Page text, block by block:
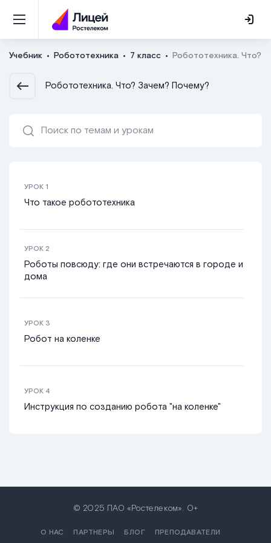
Учебник Робототехника 7 класс Робототехника. Что?
Робототехника. Что? Зачем? Почему?
УРОК 1
Что такое робототехника
УРОК 2
Роботы повсюду: где они встречаются в городе и
дома
УРОК 3
Робот на коленке
УРОК 4
Инструкция по созданию робота "на коленке"
© 2025 ПАО «Ростелеком». 0+
О НАС ПАРТНЕРЫ БЛОГ ПРЕПОДАВАТЕЛИ